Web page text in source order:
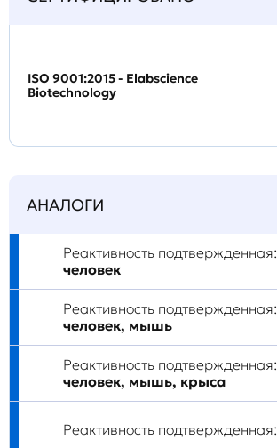
ISO 9001:2015 - Elabscience
Biotechnology
АНАЛОГИ
Реактивность подтвержденная:
человек
Реактивность подтвержденная:
человек, мышь
Реактивность подтвержденная:
человек, мышь, крыса
Реактивность подтвержденная: